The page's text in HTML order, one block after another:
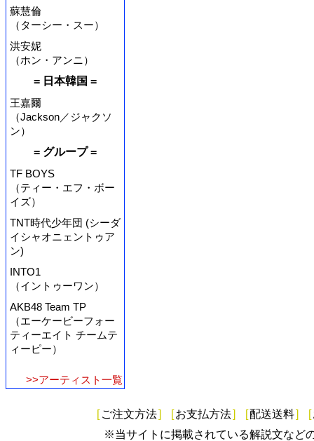
蘇慧倫
（ターシー・スー）
洪安妮
（ホン・アンニ）
= 日本韓国 =
王嘉爾
（Jackson／ジャクソ
ン）
= グループ =
TF BOYS
（ティー・エフ・ボー
イズ）
TNT時代少年団 (シーダ
イシャオニェントゥア
ン)
INTO1
（イントゥーワン）
AKB48 Team TP
（エーケービーフォー
ティーエイト チームテ
ィーピー）
>>アーティスト一覧
[ ご注文方法] [お支払方法] [配送送料] [
※当サイトに掲載されている解説文など